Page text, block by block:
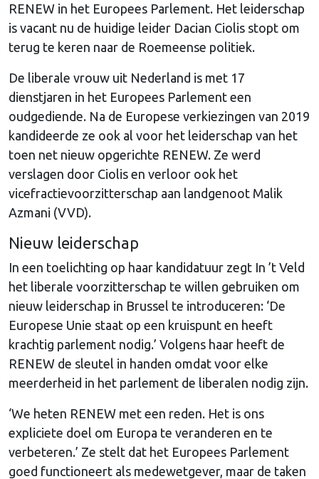
RENEW in het Europees Parlement. Het leiderschap
is vacant nu de huidige leider Dacian Ciolis stopt om
terug te keren naar de Roemeense politiek.
De liberale vrouw uit Nederland is met 17
dienstjaren in het Europees Parlement een
oudgediende. Na de Europese verkiezingen van 2019
kandideerde ze ook al voor het leiderschap van het
toen net nieuw opgerichte RENEW. Ze werd
verslagen door Ciolis en verloor ook het
vicefractievoorzitterschap aan landgenoot Malik
Azmani (VVD).
Nieuw leiderschap
In een toelichting op haar kandidatuur zegt In ’t Veld
het liberale voorzitterschap te willen gebruiken om
nieuw leiderschap in Brussel te introduceren: ‘De
Europese Unie staat op een kruispunt en heeft
krachtig parlement nodig.’ Volgens haar heeft de
RENEW de sleutel in handen omdat voor elke
meerderheid in het parlement de liberalen nodig zijn.
‘We heten RENEW met een reden. Het is ons
expliciete doel om Europa te veranderen en te
verbeteren.’ Ze stelt dat het Europees Parlement
goed functioneert als medewetgever, maar de taken